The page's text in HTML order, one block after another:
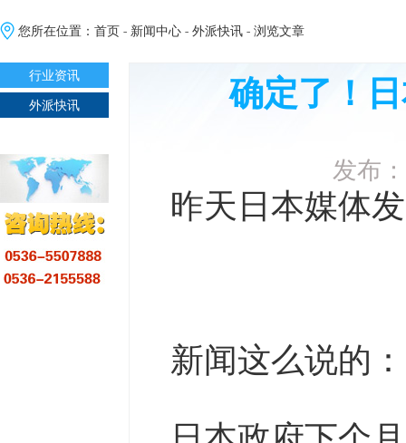
您所在位置： 首页 - 新闻中心 - 外派快讯 - 浏览文章
行业资讯
外派快讯
确定了！
发布
昨天日本媒体
新闻这么说的：